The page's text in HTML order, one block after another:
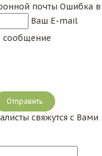
почты Ошибка в
Ваш E-mail
сообщение
Сообщение
свяжутся с Вами